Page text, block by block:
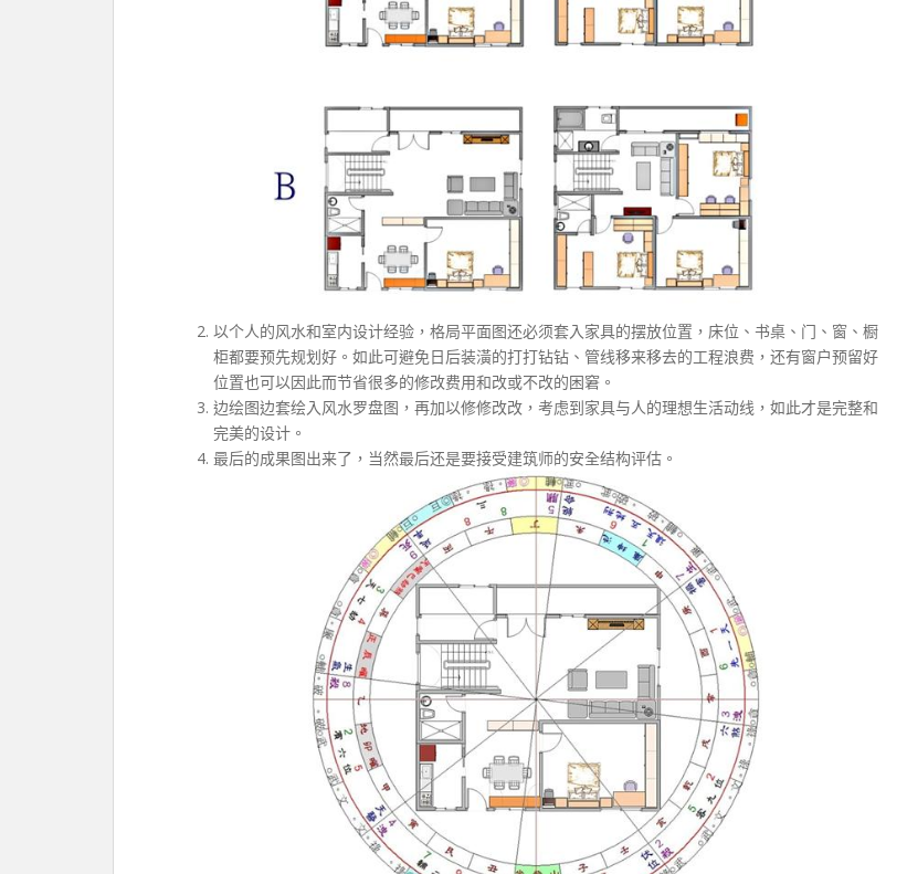
以个人的风水和室内设计经验，格局平面图还必须套入家具的摆放位置，床位、书桌、门、窗、橱
柜都要预先规划好。如此可避免日后装潢的打打钻钻、管线移来移去的工程浪费，还有窗户预留好
位置也可以因此而节省很多的修改费用和改或不改的困窘。
边绘图边套绘入风水罗盘图，再加以修修改改，考虑到家具与人的理想生活动线，如此才是完整和
完美的设计。
最后的成果图出来了，当然最后还是要接受建筑师的安全结构评估。